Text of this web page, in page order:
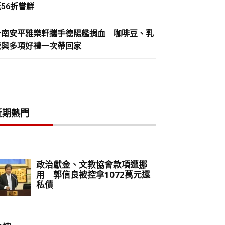
折嘗鮮
安平雅樂軒攜手德陽艦捐血 咖啡豆、乳
多項好禮一次帶回家
熱門